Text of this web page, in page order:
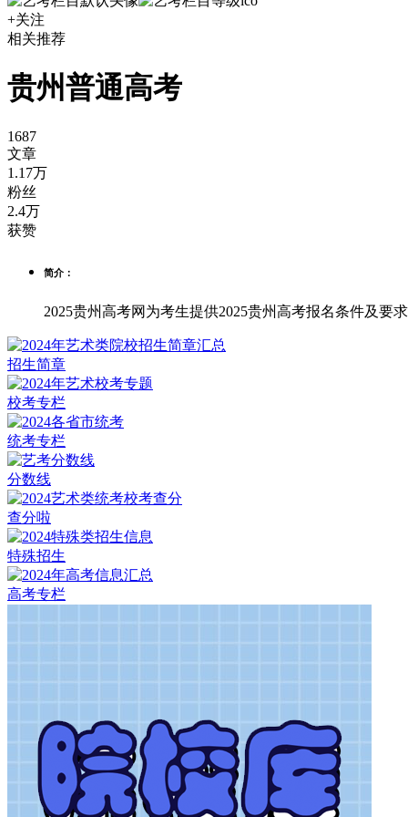
+关注
相关推荐
贵州普通高考
1687
文章
1.17万
粉丝
2.4万
获赞
简介：
2025贵州高考网为考生提供2025贵州高考报名条件及要
招生简章
校考专栏
统考专栏
分数线
查分啦
特殊招生
高考专栏